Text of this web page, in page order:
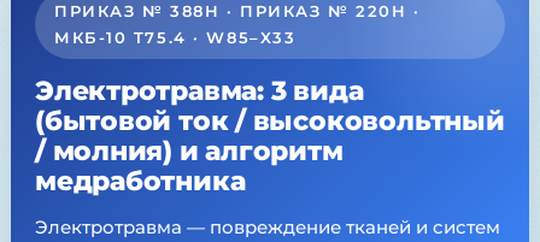
ПРИКАЗ № 388Н · ПРИКАЗ № 220Н ·
МКБ-10 T75.4 · W85–X33
Электротравма: 3 вида
(бытовой ток / высоковольтный
/ молния) и алгоритм
медработника
Электротравма — повреждение тканей и систем